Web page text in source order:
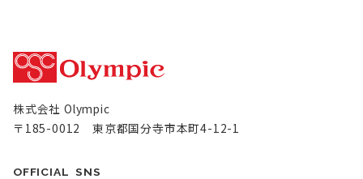
株式会社 Olympic
〒185-0012 東京都国分寺市本町4-12-1
OFFICIAL SNS